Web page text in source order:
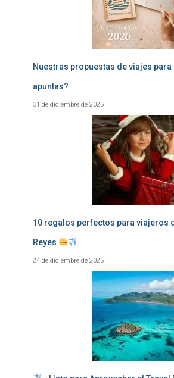
Nuestras propuestas de viajes para
apuntas?
31 de diciembre de 2025
10 regalos perfectos para viajeros
Reyes
24 de diciembre de 2025